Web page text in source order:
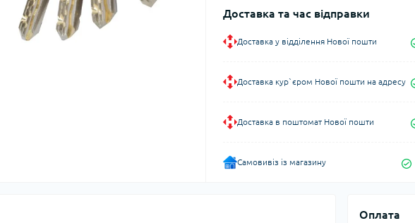
Доставка та час відправки
Доставка у відділення Нової пошти
Доставка кур`єром Нової пошти на адресу
Доставка в поштомат Нової пошти
Самовивіз із магазину
Оплата